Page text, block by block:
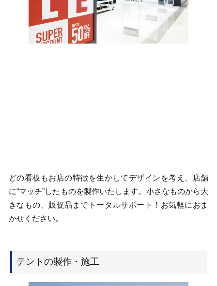
どの看板もお店の特徴を生かしてデザインを考え、店舗
に“マッチ”したものを製作いたします。小さなものから大
きなもの、販促品までトータルサポート！お気軽におま
かせください。
テントの製作・施工